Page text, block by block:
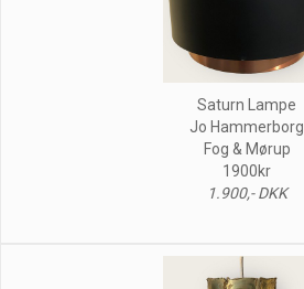
Saturn Lampe
Jo Hammerborg
Fog & Mørup
1900kr
1.900,- DKK